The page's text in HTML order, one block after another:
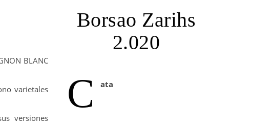
BLANC
varietales
versiones
Borsao Zarihs
2.020
C ata